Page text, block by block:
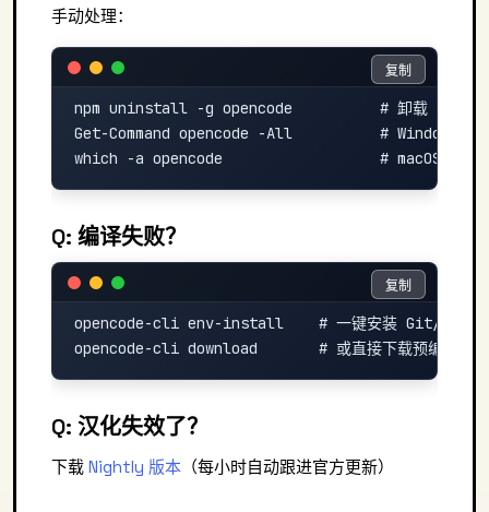
手动处理：
npm uninstall -g opencode          # 卸载 npm 版
Get-Command opencode -All          # Windows 查
复制
复制
Q: 编译失败？
opencode-cli env-install    # 一键安装 Git/Node/
复制
复制
Q: 汉化失效了？
下载 Nightly 版本 （每小时自动跟进官方更新）